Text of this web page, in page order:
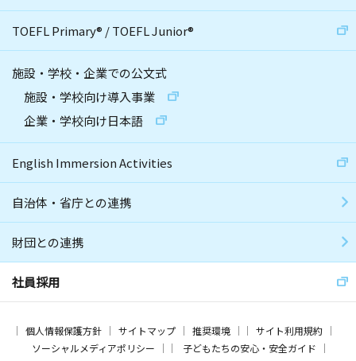
TOEFL Primary® /TOEFL Junior®
施設・学校・企業での公文式
施設・学校向け導入事業
企業・学校向け日本語
English Immersion Activities
自治体・省庁との連携
財団との連携
社員採用
個人情報保護方針 サイトマップ 推奨環境
サイト利用規約
ソーシャルメディアポリシー
子どもたちの安心・安全ガイド